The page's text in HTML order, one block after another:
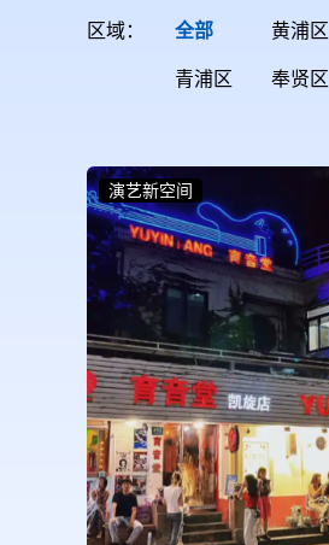
区域： 全部 黄浦区
青浦区
奉贤区
演艺新空间